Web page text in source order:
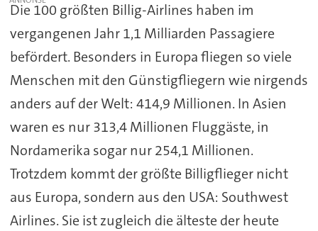
Die 100 größten Billig-Airlines haben im
vergangenen Jahr 1,1 Milliarden Passagiere
befördert. Besonders in Europa fliegen so viele
Menschen mit den Günstigfliegern wie nirgends
anders auf der Welt: 414,9 Millionen. In Asien
waren es nur 313,4 Millionen Fluggäste, in
Nordamerika sogar nur 254,1 Millionen.
Trotzdem kommt der größte Billigflieger nicht
aus Europa, sondern aus den USA: Southwest
Airlines. Sie ist zugleich die älteste der heute